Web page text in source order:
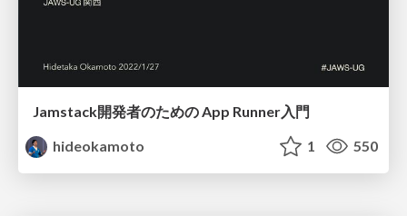
Jamstack開発者のための App Runner入門
hideokamoto
1 550